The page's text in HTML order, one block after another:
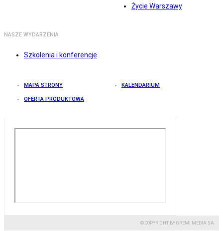
Życie Warszawy
NASZE WYDARZENIA
Szkolenia i konferencje
MAPA STRONY KALENDARIUM
OFERTA PRODUKTOWA
© COPYRIGHT BY GREMI MEDIA SA